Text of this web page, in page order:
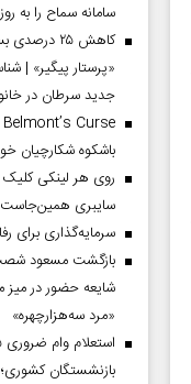
سامانه سماح را به
کاهش ۲۵
جدید سرطان در
باشکوه شکارچیان
روی هر لینکی کلیک
سایبری همین‌جاست
سرمایه‌گذاری برای
بازگشت مسعود
شایعه حضور در میز
«مرد سه‌هزارچهره»
بازنشستگان